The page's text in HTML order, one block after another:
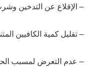
– الإقلاع عن التدخين
– تقليل كمية الكافيين
– عدم التعرض لمسبب